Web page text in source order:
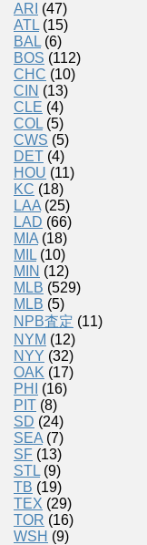
ARI (47)
ATL (15)
BAL (6)
BOS (112)
CHC (10)
CIN (13)
CLE (4)
COL (5)
CWS (5)
DET (4)
HOU (11)
KC (18)
LAA (25)
LAD (66)
MIA (18)
MIL (10)
MIN (12)
MLB (529)
MLB (5)
NPB査定 (11)
NYM (12)
NYY (32)
OAK (17)
PHI
(16)
PIT (8)
SD (24)
SEA (7)
SF (13)
STL (9)
TB (19)
TEX (29)
TOR (16)
WSH (9)